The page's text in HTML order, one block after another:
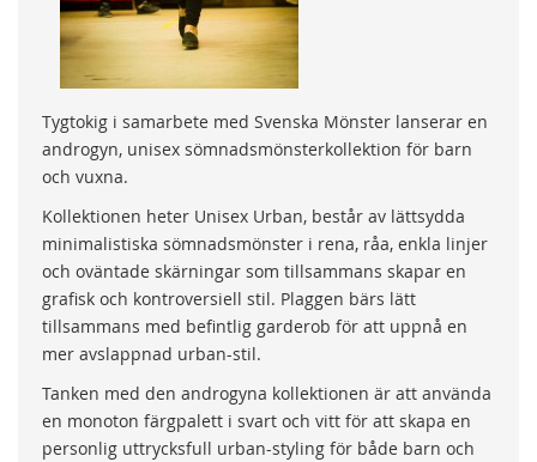
Tygtokig i samarbete med Svenska Mönster lanserar en
androgyn, unisex sömnadsmönsterkollektion för barn
och vuxna.
Kollektionen heter Unisex Urban, består av lättsydda
minimalistiska sömnadsmönster i rena, råa, enkla linjer
och oväntade skärningar som tillsammans skapar en
grafisk och kontroversiell stil. Plaggen bärs lätt
tillsammans med befintlig garderob för att uppnå en
mer avslappnad urban-stil.
Tanken med den androgyna kollektionen är att använda
en monoton färgpalett i svart och vitt för att skapa en
personlig uttrycksfull urban-styling för både barn och